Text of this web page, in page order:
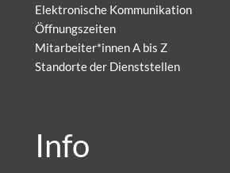
Elektronische Kommunikation
Öffnungszeiten
Mitarbeiter*innen A bis Z
Standorte der Dienststellen
Info